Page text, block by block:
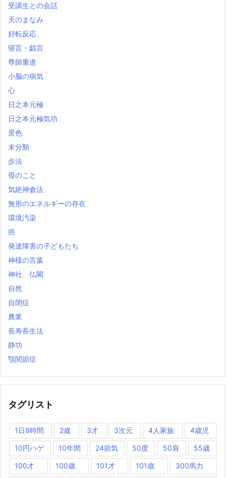
受講生との会話
天のまなみ
好転反応
寝言・戯言
尊師重道
小脳の病気
心
日之本元極
日之本元極気功
景色
未分類
歩法
母のこと
気絶神倉法
無形のエネルギーの存在
環境汚染
癌
発達障害の子どもたち
神様の言葉
神社、仏閣
自然
自閉症
農業
長寿長生法
静功
顎関節症
タグリスト
1日8時間 2歳 3才 3次元 4人家族 4歳児
10円ハゲ 10年間 24節気 50度 50肩 55歳
100才 100歳 101才 101歳 300馬力